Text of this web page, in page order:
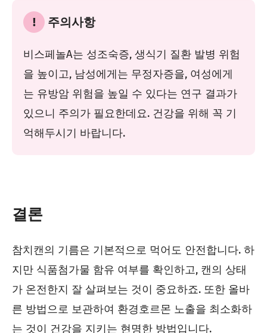
! 주의사항
비스페놀A는 성조숙증, 생식기 질환 발병 위험
을 높이고, 남성에게는 무정자증을, 여성에게
는 유방암 위험을 높일 수 있다는 연구 결과가
있으니 주의가 필요한데요. 건강을 위해 꼭 기
억해두시기 바랍니다.
결론
참치캔의 기름은 기본적으로 먹어도 안전합니다. 하
지만 식품첨가물 함유 여부를 확인하고, 캔의 상태
가 온전한지 잘 살펴보는 것이 중요하죠. 또한 올바
른 방법으로 보관하여 환경호르몬 노출을 최소화하
는 것이 건강을 지키는 현명한 방법입니다.